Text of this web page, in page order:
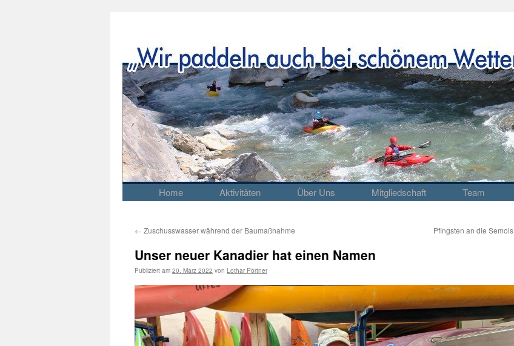
SpringeHome Aktivitäten Über Uns Mitgliedschaft Team
← Zuschusswasser während der Baumaßnahme Pfingsten an die Semois
Unser neuer Kanadier hat einen Namen
Publiziert am 20. März 2022 von Lothar Pörtner